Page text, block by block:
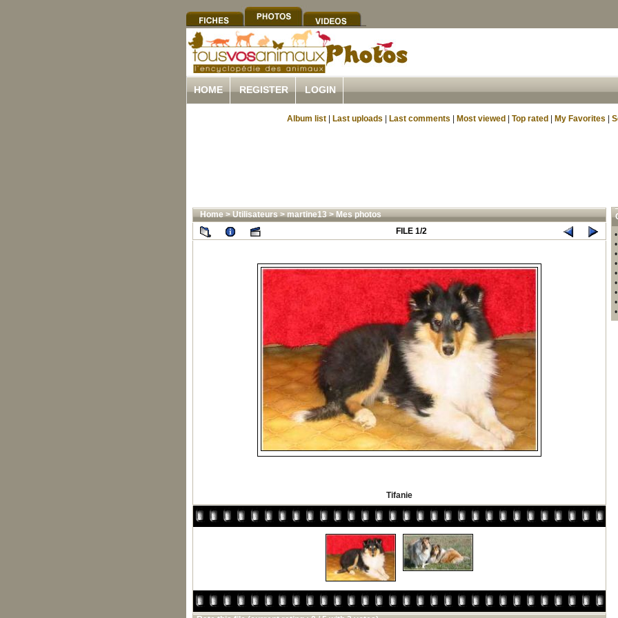
HOME REGISTER LOGIN
Album list Last uploads Last comments Most viewed Top rated My Favorites
Home>Utilisateurs>martine13>Mes photos
FILE 1/2
Tifanie
•
•
•
•